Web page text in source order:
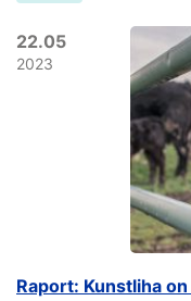
22.05
2023
Raport: Kunstliha